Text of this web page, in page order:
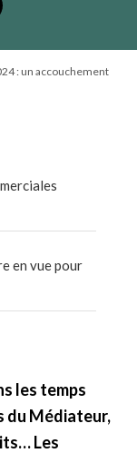
: un accouchement
en vue pour
les temps
du Médiateur,
Les